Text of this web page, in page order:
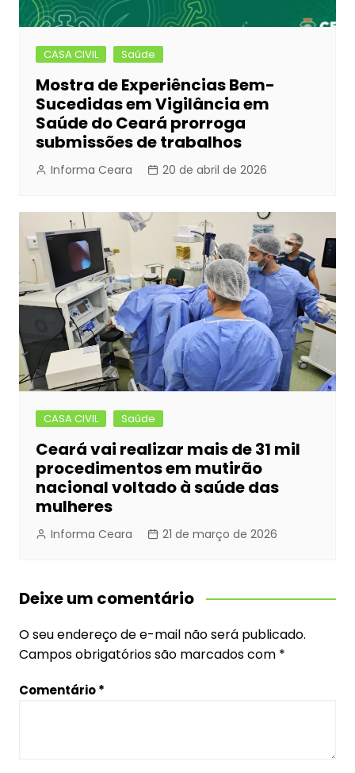
CASA CIVIL Saúde
Mostra de Experiências Bem-
Sucedidas em Vigilância em
Saúde do Ceará prorroga
submissões de trabalhos
Informa Ceara 20 de abril de 2026
CASA CIVIL Saúde
Ceará vai realizar mais de 31 mil
procedimentos em mutirão
nacional voltado à saúde das
mulheres
Informa Ceara 21 de março de 2026
Deixe um comentário
O seu endereço de e-mail não será publicado.
Campos obrigatórios são marcados com *
Comentário*